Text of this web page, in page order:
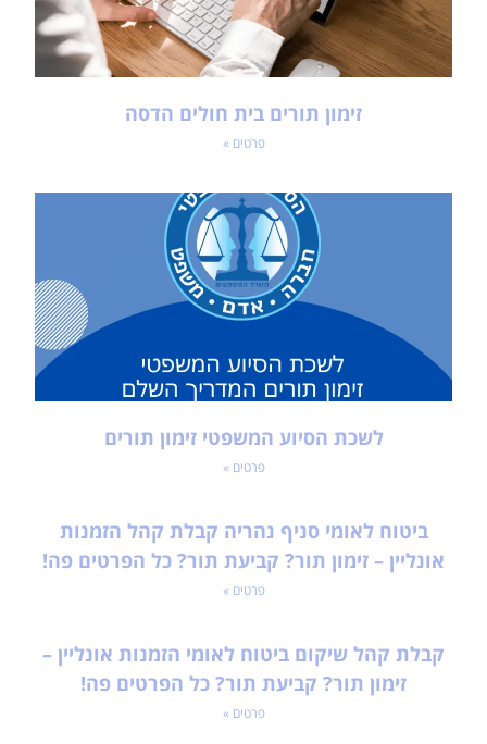
זימון תורים בית חולים הדסה
פרטים »
לשכת הסיוע המשפטי זימון תורים
פרטים »
ביטוח לאומי סניף נהריה קבלת קהל הזמנות
אונליין – זימון תור? קביעת תור? כל הפרטים פה!
פרטים »
קבלת קהל שיקום ביטוח לאומי הזמנות אונליין –
זימון תור? קביעת תור? כל הפרטים פה!
פרטים »